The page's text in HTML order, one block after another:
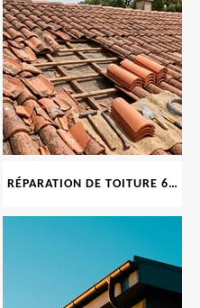
RÉPARATION DE TOITURE 69 RHONE, TUILES CASSÉES OU ABIMÉES